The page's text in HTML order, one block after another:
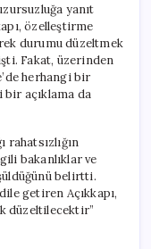
yanıt
özelleştirme
durumu düzeltmek
Fakat, üzerinden
herhangi bir
bir açıklama da
rahatsızlığın
bakanlıklar ve
belirtti.
getiren Açıkkapı,
düzeltilecektir”